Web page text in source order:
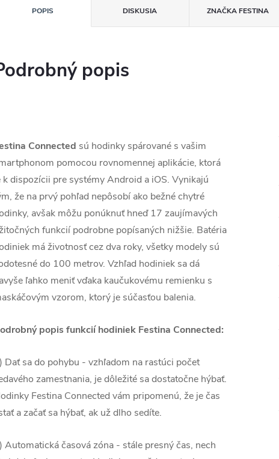
POPIS DISKUSIA ZNAČKAFESTINA
popis
Connected sú hodinky spárované s vašim
pomocou rovnomennej aplikácie, ktorá
k dispozícii pre systémy Android a iOS. Vynikajú
že na prvý pohľad nepôsobí ako bežné chytré
avšak môžu ponúknuť hneď 17 zaujímavých
funkcií podrobne popísaných nižšie. Batéria
má životnosť cez dva roky, všetky modely sú
do 100 metrov. Vzhľad hodiniek sa dá
ľahko meniť vďaka kaučukovému remienku s
vzorom, ktorý je súčasťou balenia.
popis funkcií hodiniek Festina Connected:
) Dať sa do pohybu - vzhľadom na rastúci počet
zamestnania, je dôležité sa dostatočne hýbať.
Festina Connected vám pripomenú, že je čas
a začať sa hýbať, ak už dlho sedíte.
) Automatická časová zóna - stále presný čas, nech